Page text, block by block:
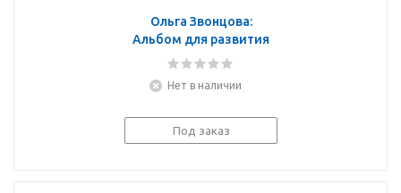
Ольга Звонцова:
Альбом для развития
мозга
Нет в наличии
Под заказ